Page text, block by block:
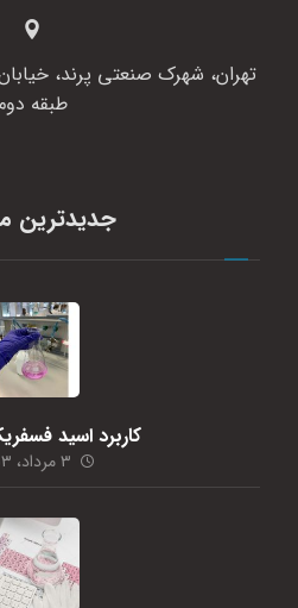
طبقه
جدیدترین
کاربرد اسید
۳ مرداد، ۱۴۰۳